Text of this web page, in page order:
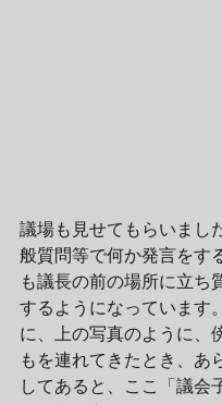
議場も見せてもらいまし
般質問等で何か発言をす
も議長の前の場所に立ち
するようになっています
に、上の写真のように、
もを連れてきたとき、あ
してあると、ここ「議会